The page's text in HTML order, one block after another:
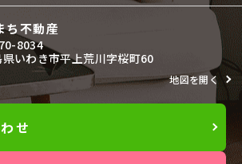
ち不動産
8034
県いわき市平上荒川字桜町60
地図を開く
せ